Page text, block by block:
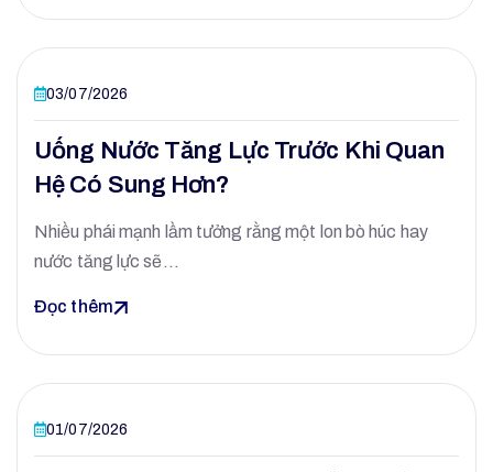
03/07/2026
Uống Nước Tăng Lực Trước Khi Quan
Hệ Có Sung Hơn?
Nhiều phái mạnh lầm tưởng rằng một lon bò húc hay
nước tăng lực sẽ…
Đọc thêm
01/07/2026